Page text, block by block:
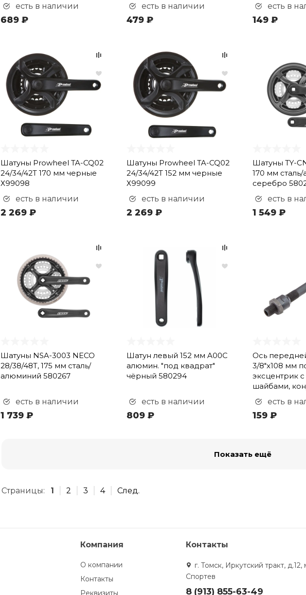
есть в наличии
689 ₽
есть в наличии
479 ₽
есть в
149 ₽
Шатуны Prowheel TA-CQ02
24/34/42T 170 мм черные
Х99098
есть в наличии
2 269 ₽
Шатуны Prowheel TA-CQ02
24/34/42T 152 мм черные
Х99099
есть в наличии
2 269 ₽
Шатуны TY-
170 мм
серебро
есть в
1 549 ₽
Шатуны NSA-3003 NECO
28/38/48Т, 175 мм сталь/
алюминий 580267
есть в наличии
1 739 ₽
Шатун левый 152 мм A00C
алюмин. "под квадрат"
чёрный 580294
есть в наличии
809 ₽
Ось
3/8"х108 мм
эксцентрик
шайбами,
есть в
159 ₽
Показать ещё
Страницы: 1 2 3 4 След.
Компания
О компании
Контакты
Реквизиты
Контакты
г. Томск, Иркутский тракт, д.12,
Спортев
8 (913) 855-63-49